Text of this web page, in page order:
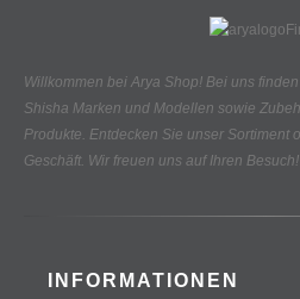
Willkommen bei Arya Shop! Bei uns
Shisha Marken und Modellen sowie
Produkte. Entdecken Sie unser Sortiment
Geschäft. Wir freuen uns auf Ihren Besuch!
INFORMATIONEN